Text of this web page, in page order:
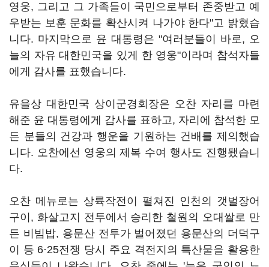
영웅, 그리고 그 가족들이 국민으로부터 존중받고 예
우받는 보훈 문화를 확산시켜 나가야 한다"고 밝혔습
니다. 마지막으로 윤 대통령은 "여러분들이 바로, 오
늘의 자유 대한민국을 있게 한 영웅"이라며 참석자들
에게 감사를 표했습니다.
유을상 대한민국 상이군경회장은 오찬 자리를 마련
해준 윤 대통령에게 감사를 표하고, 자리에 참석한 모
든 분들의 건강과 행운을 기원하는 건배를 제의했습
니다. 오찬에선 영웅의 제복 수여 행사도 진행됐습니
다.
오찬 메뉴로는 상륙작전이 펼쳐진 인천의 갯벌장어
구이, 화살고지 전투에서 승리한 철원의 오대쌀로 만
든 비빔밥, 용문산 전투가 벌어졌던 용문산의 더덕구
이 등 6·25전쟁 당시 주요 격전지의 특산물을 활용한